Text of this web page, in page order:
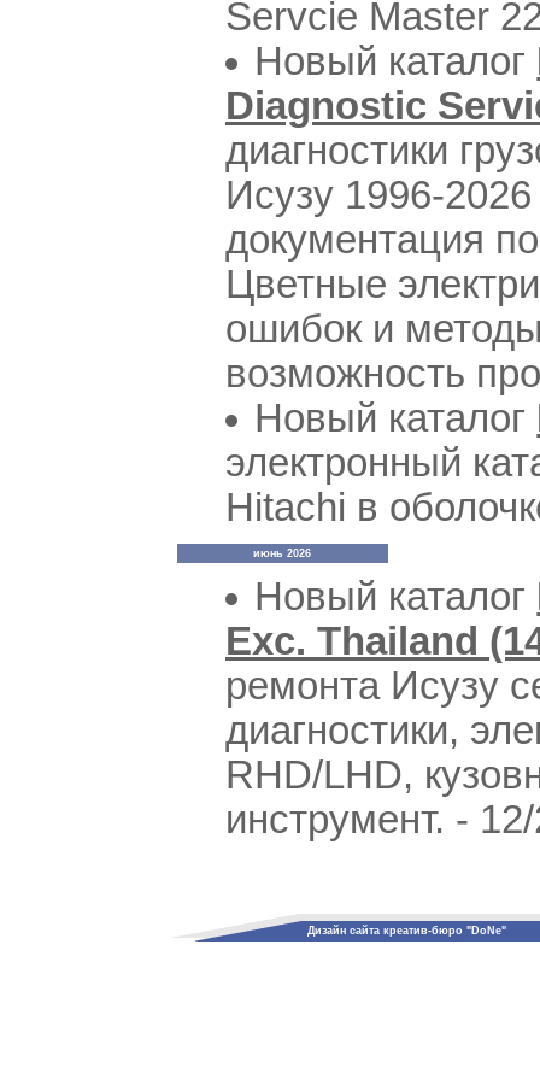
Servcie Master
Новый каталог
Diagnostic
диагностики
Исузу 1996-
документация
Цветные
ошибок и
возможность
Новый каталог
электронный
Hitachi в
июнь 2026
Новый каталог
Exc. Thailand
ремонта Исузу
диагностики,
RHD/LHD,
инструмент. -
Дизайн сайта креатив-бюро "DoNe"